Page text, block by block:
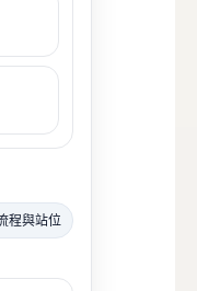
程與站位